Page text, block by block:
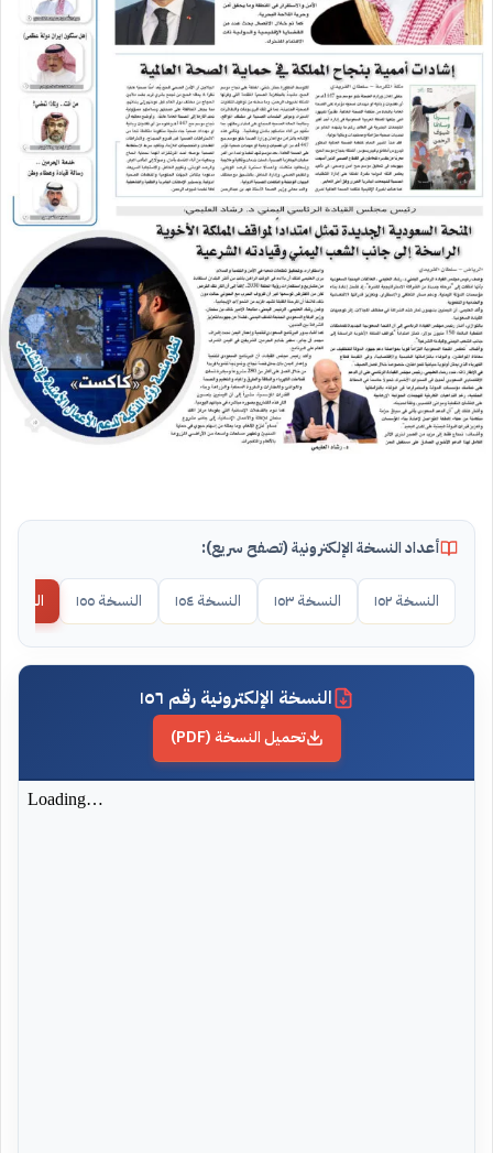
أعداد النسخة الإلكترونية (تصفح سريع):
النسخة ١٥٢ النسخة ١٥٣ النسخة ١٥٤ النسخة ١٥٥ النسخة ١٥٦
النسخة الإلكترونية رقم ١٥٦
تحميل النسخة (PDF)